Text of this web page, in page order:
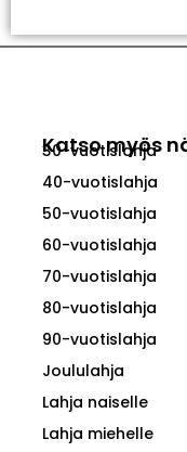
Katso myös
30-vuotislahja
40-vuotislahja
50-vuotislahja
60-vuotislahja
70-vuotislahja
80-vuotislahja
90-vuotislahja
Joululahja
Lahja naiselle
Lahja miehelle